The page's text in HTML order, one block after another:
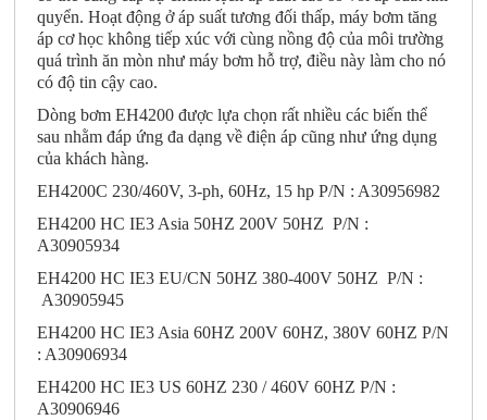
quyển. Hoạt động ở áp suất tương đối thấp, máy bơm tăng
áp cơ học không tiếp xúc với cùng nồng độ của môi trường
quá trình ăn mòn như máy bơm hỗ trợ, điều này làm cho nó
có độ tin cậy cao.
Dòng bơm EH4200 được lựa chọn rất nhiều các biến thể
sau nhằm đáp ứng đa dạng về điện áp cũng như ứng dụng
của khách hàng.
EH4200C 230/460V, 3-ph, 60Hz, 15 hp P/N : A30956982
EH4200 HC IE3 Asia 50HZ 200V 50HZ P/N :
A30905934
EH4200 HC IE3 EU/CN 50HZ 380-400V 50HZ P/N :
A30905945
EH4200 HC IE3 Asia 60HZ 200V 60HZ, 380V 60HZ P/N
: A30906934
EH4200 HC IE3 US 60HZ 230 / 460V 60HZ P/N :
A30906946